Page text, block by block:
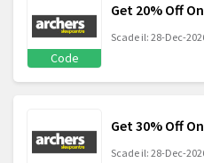
Code
Get 20% Off
Scade il: 28-Dec-
Get 30% Off
Scade il: 28-Dec-